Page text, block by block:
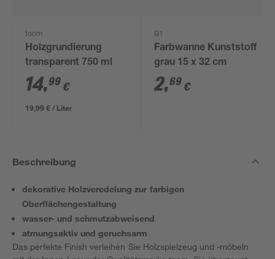
toom
Holzgrundierung
transparent 750 ml
14,99 €
19,99 € / Liter
B1
Farbwanne Kunststoff
grau 15 x 32 cm
2,69 €
Beschreibung
dekorative Holzveredelung zur farbigen
Oberflächengestaltung
wasser- und schmutzabweisend
atmungsaktiv und geruchsarm
Das perfekte Finish verleihen Sie Holzspielzeug und -möbeln